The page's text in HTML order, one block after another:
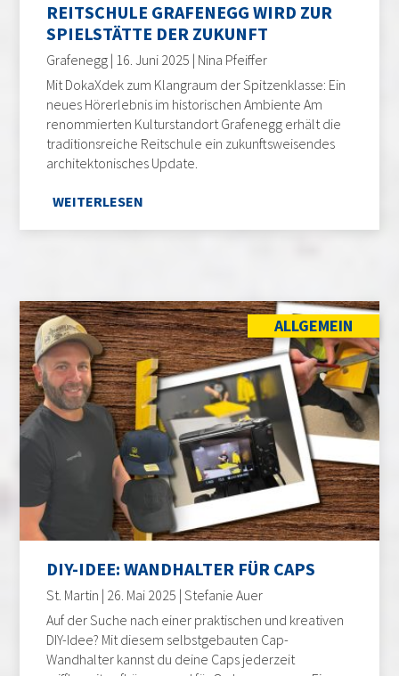
REITSCHULE GRAFENEGG WIRD ZUR
SPIELSTÄTTE DER ZUKUNFT
Grafenegg | 16. Juni 2025 | Nina Pfeiffer
Mit DokaXdek zum Klangraum der Spitzenklasse: Ein
neues Hörerlebnis im historischen Ambiente Am
renommierten Kulturstandort Grafenegg erhält die
traditionsreiche Reitschule ein zukunftsweisendes
architektonisches Update.
WEITERLESEN
ALLGEMEIN
DIY-IDEE: WANDHALTER FÜR CAPS
St. Martin | 26. Mai 2025 | Stefanie Auer
Auf der Suche nach einer praktischen und kreativen
DIY-Idee? Mit diesem selbstgebauten Cap-
Wandhalter kannst du deine Caps jederzeit